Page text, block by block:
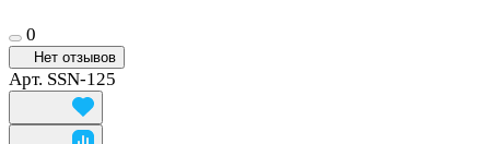
0
Нет отзывов
Арт. SSN-125